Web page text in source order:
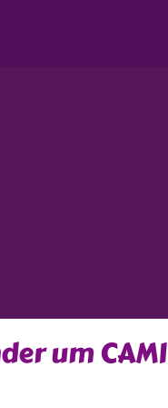
um